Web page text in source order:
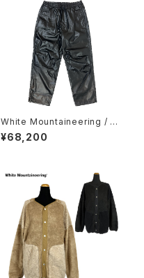
White Mountaineering / DO
UBLEFACE FAUX LEATHER
EASY PANTS
¥68,200